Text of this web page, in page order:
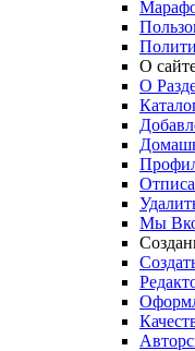
О
О
Мы